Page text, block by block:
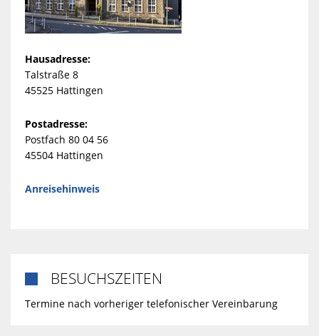
Hausadresse:
Talstraße 8
45525 Hattingen
Postadresse:
Postfach 80 04 56
45504 Hattingen
Anreisehinweis
BESUCHSZEITEN
Termine nach vorheriger telefonischer Vereinbarung